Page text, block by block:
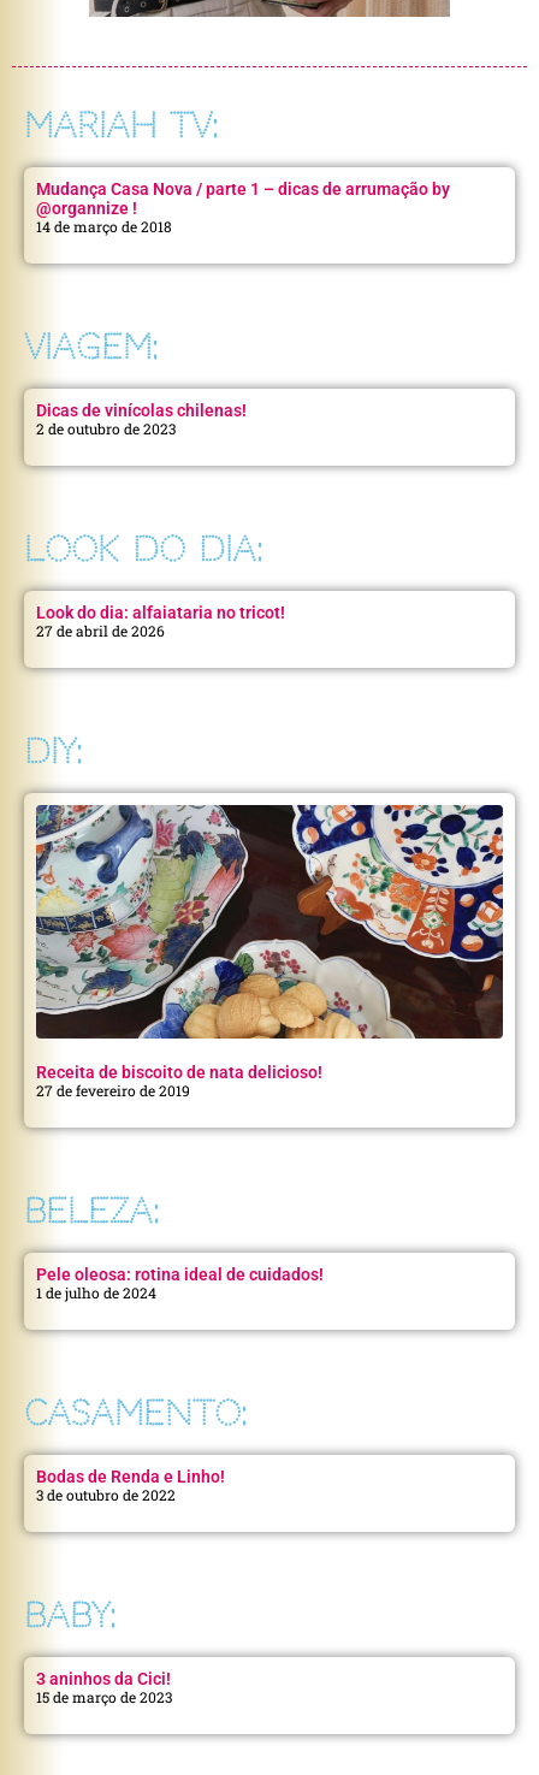
MARIAH TV:
Mudança Casa Nova / parte 1 – dicas de arrumação by
@organnize !
14 de março de 2018
VIAGEM:
Dicas de vinícolas chilenas!
2 de outubro de 2023
LOOK DO DIA:
Look do dia: alfaiataria no tricot!
27 de abril de 2026
DIY:
Receita de biscoito de nata delicioso!
27 de fevereiro de 2019
BELEZA:
Pele oleosa: rotina ideal de cuidados!
1 de julho de 2024
CASAMENTO:
Bodas de Renda e Linho!
3 de outubro de 2022
BABY:
3 aninhos da Cici!
15 de março de 2023